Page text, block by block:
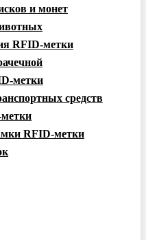
и монет
RFID-метки
метки
средств
RFID-метки